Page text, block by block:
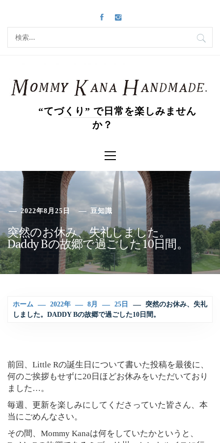
テ
“てづくり” で日常を楽しみません
か？
イ
メ
ニ
ュ
ー
2022年8月25日 豆知識
突然のお休み、失礼しました。
Daddy Bの故郷で過ごした10日間。
ホーム 2022年 8月 25日
突然のお休み、失礼
しました。DADDY Bの故郷で過ごした10日間。
前回、Little Rの誕生日について書いた投稿を最後に、
何のご挨拶もせずに20日ほどお休みをいただいており
ました…。
毎週、更新を楽しみにしてくださっていた皆さん、本
当にごめんなさい。
その間、Mommy Kanaは何をしていたかというと、